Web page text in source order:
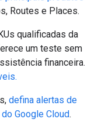
Routes e Places.
qualificadas da
um teste sem
financeira.
defina alertas de
Google Cloud.